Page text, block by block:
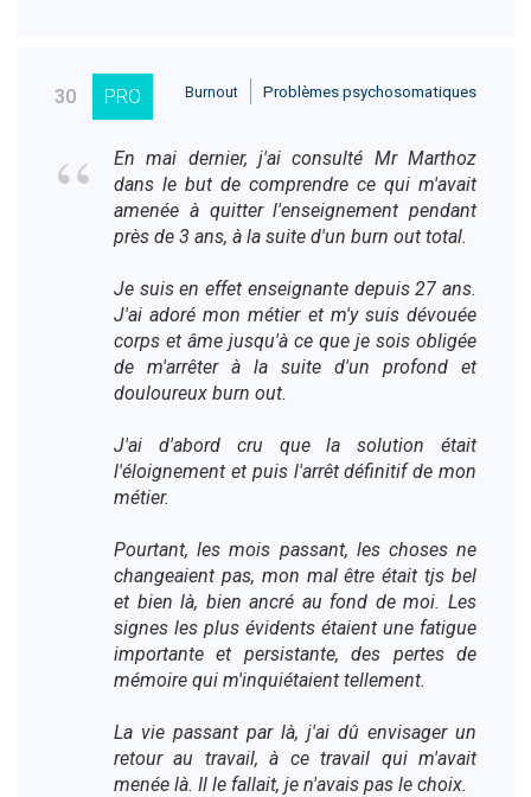
30 PRO Burnout Problèmes psychosomatiques
En mai dernier, j'ai consulté Mr Marthoz
dans le but de comprendre ce qui m'avait
amenée à quitter l'enseignement pendant
près de 3 ans, à la suite d'un burn out total.
Je suis en effet enseignante depuis 27 ans.
J'ai adoré mon métier et m'y suis dévouée
corps et âme jusqu'à ce que je sois obligée
de m'arrêter à la suite d'un profond et
douloureux burn out.
J'ai d'abord cru que la solution était
l'éloignement et puis l'arrêt définitif de mon
métier.
Pourtant, les mois passant, les choses ne
changeaient pas, mon mal être était tjs bel
et bien là, bien ancré au fond de moi. Les
signes les plus évidents étaient une fatigue
importante et persistante, des pertes de
mémoire qui m'inquiétaient tellement.
La vie passant par là, j'ai dû envisager un
retour au travail, à ce travail qui m'avait
menée là. Il le fallait, je n'avais pas le choix.